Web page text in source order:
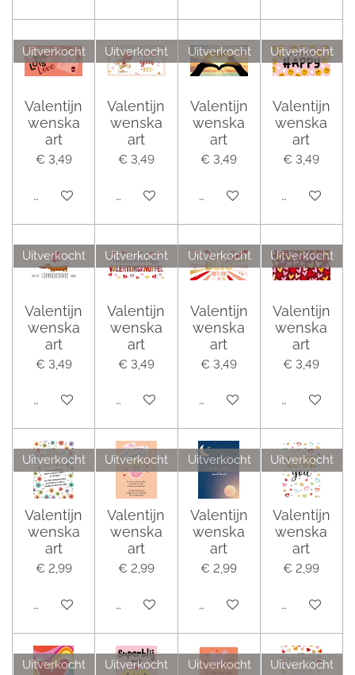
Uitverkocht
Valentijn
wenska
art
€ 3,49
Houd mij op de hoogte
Uitverkocht
Valentijn
wenska
art
€ 3,49
Houd mij op de hoogte
Uitverkocht
Valentijn
wenska
art
€ 3,49
Houd mij op de hoogte
Uitverkocht
Valentijn
wenska
art
€ 3,49
Houd mij op
Uitverkocht
Valentijn
wenska
art
€ 3,49
Houd mij op de hoogte
Uitverkocht
Valentijn
wenska
art
€ 3,49
Houd mij op de hoogte
Uitverkocht
Valentijn
wenska
art
€ 3,49
Houd mij op de hoogte
Uitverkocht
Valentijn
wenska
art
€ 3,49
Houd mij op
Uitverkocht
Valentijn
wenska
art
€ 2,99
Houd mij op de hoogte
Uitverkocht
Valentijn
wenska
art
€ 2,99
Houd mij op de hoogte
Uitverkocht
Valentijn
wenska
art
€ 2,99
Houd mij op de hoogte
Uitverkocht
Valentijn
wenska
art
€ 2,99
Houd mij op
Uitverkocht Uitverkocht Uitverkocht Uitverkocht